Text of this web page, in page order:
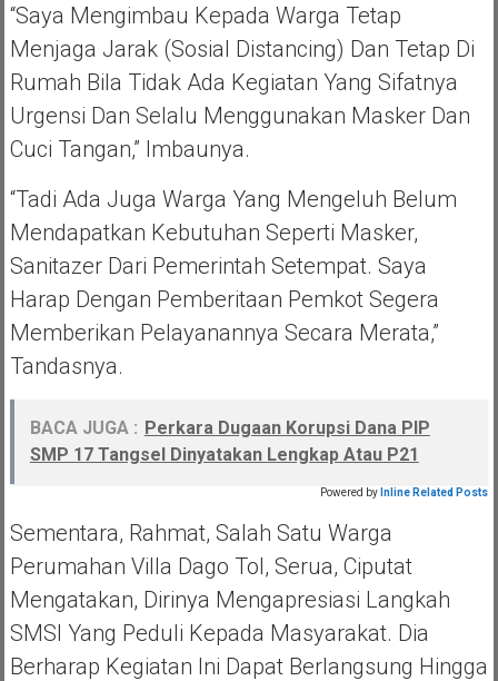
“Saya Mengimbau Kepada Warga Tetap
Menjaga Jarak (sosial Distancing) Dan Tetap Di
Rumah Bila Tidak Ada Kegiatan Yang Sifatnya
Urgensi Dan Selalu Menggunakan Masker Dan
Cuci Tangan,” Imbaunya.
“Tadi Ada Juga Warga Yang Mengeluh Belum
Mendapatkan Kebutuhan Seperti Masker,
Sanitazer Dari Pemerintah Setempat. Saya
Harap Dengan Pemberitaan Pemkot Segera
Memberikan Pelayanannya Secara Merata,”
Tandasnya.
BACA JUGA : Perkara Dugaan Korupsi Dana PIP
SMP 17 Tangsel Dinyatakan Lengkap Atau P21
Powered by Inline Related Posts
Sementara, Rahmat, Salah Satu Warga
Perumahan Villa Dago Tol, Serua, Ciputat
Mengatakan, Dirinya Mengapresiasi Langkah
SMSI Yang Peduli Kepada Masyarakat. Dia
Berharap Kegiatan Ini Dapat Berlangsung Hingga